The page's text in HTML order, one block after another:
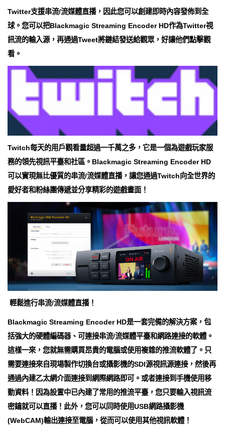
Twitter支援串流/流媒體直播，因此您可以創建即時內容發佈到全
球。您可以把Blackmagic Streaming Encoder HD作為Twitter視
訊流的輸入源，再通過Tweet將鏈結發送給觀眾，好讓他們點擊觀
看。
Twitch每天的用戶觀看量超過一千萬之多，它是一個為遊戲玩家服
務的領先視訊平臺和社區。Blackmagic Streaming Encoder HD
可以實現無比優質的串流/流媒體直播，讓您通過Twitch向全世界的
愛好者和粉絲團傳遞並分享精彩的遊戲畫面！
輕鬆進行串流/流媒體直播！
Blackmagic Streaming Encoder HD是一套完備的解決方案，包
括強大的硬體編碼器、可連接串流/流媒體平臺和網路連接的軟體。
這樣一來，您就無需購買昂貴的電腦或使用複雜的推流軟體了。只
需要連接來自現場製作切換台或攝影機的SDI源視訊源連接，然後再
通過內建乙太網介面連接到網際網路即可。或者連接到手機使用移
動資料！因為設置中已內建了常用的推流平臺，您只要輸入視訊流
密鑰就可以直播！此外，您可以同時使用USB網路攝影機
(WebCAM)輸出連接至電腦，從而可以使用其他視訊軟體！